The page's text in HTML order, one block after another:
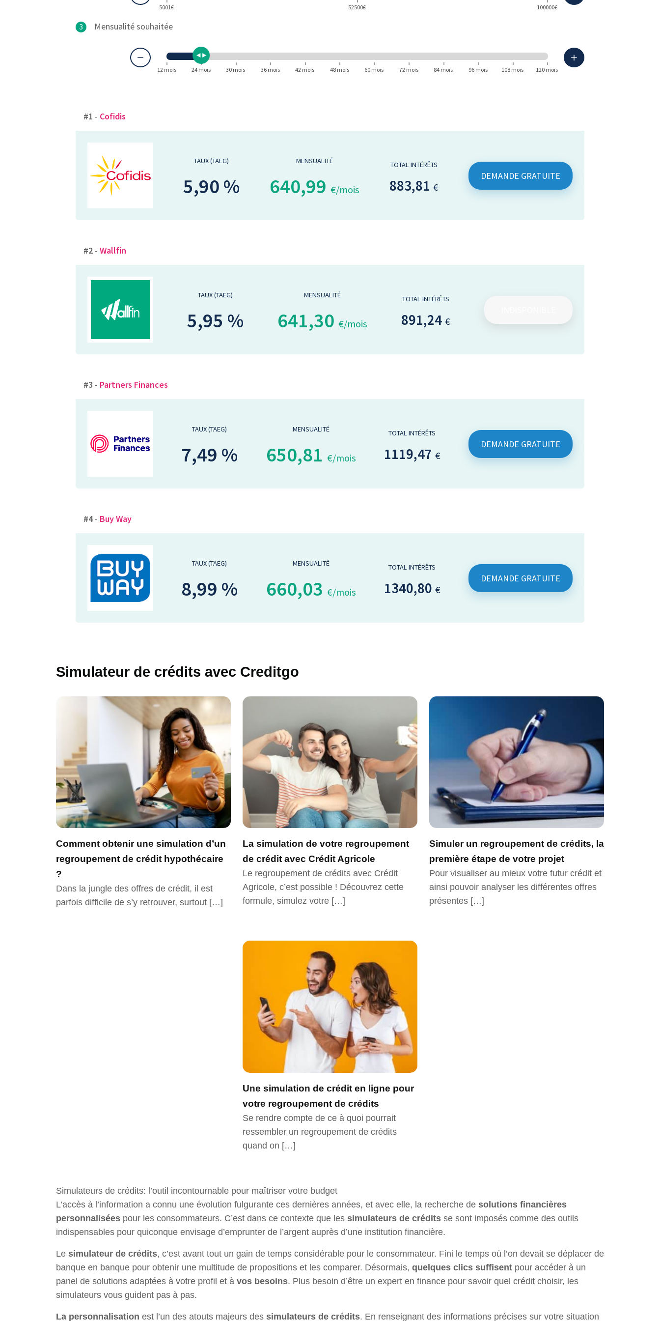
5001€ 52500€ 100000€
3 Mensualité souhaitée
12 mois 24 mois 30 mois 36 mois 42 mois 48 mois 60 mois 72 mois 84 mois 96 mois 108 mois 120 mois
#1 - Cofidis
TAUX (TAEG)
5,90 %
MENSUALITÉ
640,99 €/mois
TOTAL INTÉRÊTS
883,81 €
DEMANDE GRATUITE
#2 - Wallfin
TAUX (TAEG)
5,95 %
MENSUALITÉ
641,30 €/mois
TOTAL INTÉRÊTS
891,24 €
#3 - Partners Finances
TAUX (TAEG)
7,49 %
MENSUALITÉ
650,81 €/mois
TOTAL INTÉRÊTS
1119,47 €
DEMANDE GRATUITE
#4 - Buy Way
TAUX (TAEG)
8,99 %
MENSUALITÉ
660,03 €/mois
TOTAL INTÉRÊTS
1340,80 €
DEMANDE GRATUITE
Simulateur de crédits avec Creditgo
Comment obtenir une simulation d’un
regroupement de crédit hypothécaire
?
Dans la jungle des offres de crédit, il est
parfois difficile de s’y retrouver, surtout […]
La simulation de votre regroupement
de crédit avec Crédit Agricole
Le regroupement de crédits avec Crédit
Agricole, c’est possible ! Découvrez cette
formule, simulez votre […]
Simuler un regroupement de crédits, la
première étape de votre projet
Pour visualiser au mieux votre futur crédit et
ainsi pouvoir analyser les différentes offres
présentes […]
Une simulation de crédit en ligne pour
votre regroupement de crédits
Se rendre compte de ce à quoi pourrait
ressembler un regroupement de crédits
quand on […]
Simulateurs de crédits: l’outil incontournable pour maîtriser votre budget
L’accès à l’information a connu une évolution fulgurante ces dernières années, et avec elle, la recherche de solutions financières
personnalisées pour les consommateurs. C’est dans ce contexte que les simulateurs de crédits se sont imposés comme des outils
indispensables pour quiconque envisage d’emprunter de l’argent auprès d’une institution financière.
Le simulateur de crédits, c’est avant tout un gain de temps considérable pour le consommateur. Fini le temps où l’on devait se déplacer de
banque en banque pour obtenir une multitude de propositions et les comparer. Désormais, quelques clics suffisent pour accéder à un
panel de solutions adaptées à votre profil et à vos besoins. Plus besoin d’être un expert en finance pour savoir quel crédit choisir, les
simulateurs vous guident pas à pas.
La personnalisation est l’un des atouts majeurs des simulateurs de crédits. En renseignant des informations précises sur votre situation